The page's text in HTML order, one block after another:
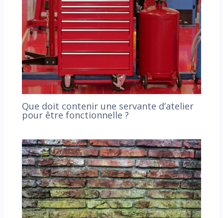
Que doit contenir une servante d’atelier
pour être fonctionnelle ?